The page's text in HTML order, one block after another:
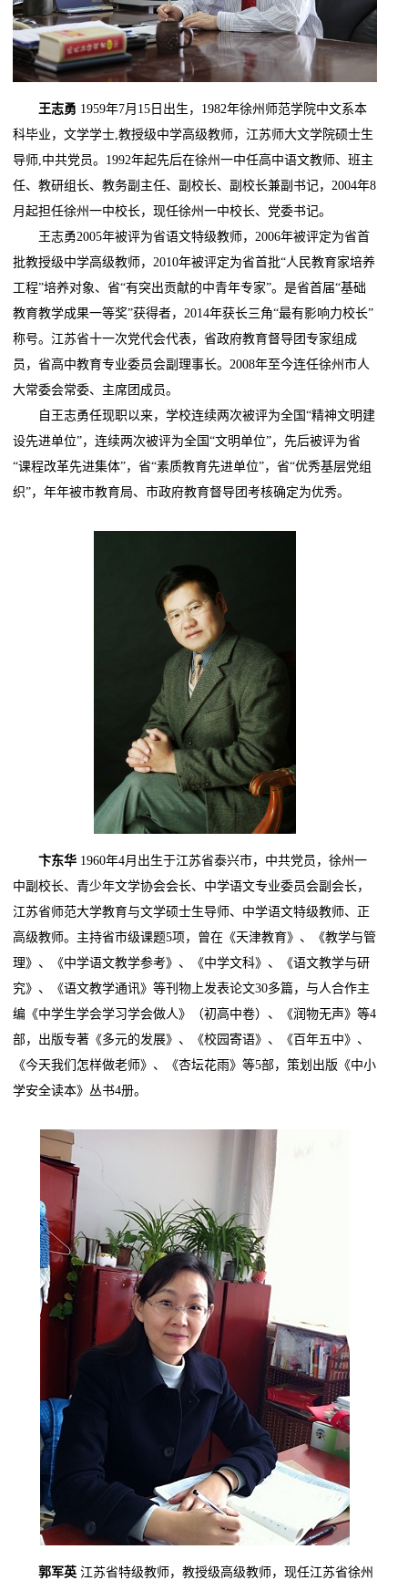
王志勇 1959年7月15日出生，1982年徐州师范学院中文系本
科毕业，文学学士,教授级中学高级教师，江苏师大文学院硕士生
导师,中共党员。1992年起先后在徐州一中任高中语文教师、班主
任、教研组长、教务副主任、副校长、副校长兼副书记，2004年8
月起担任徐州一中校长，现任徐州一中校长、党委书记。
王志勇2005年被评为省语文特级教师，2006年被评定为省首
批教授级中学高级教师，2010年被评定为省首批“人民教育家培养
工程”培养对象、省“有突出贡献的中青年专家”。是省首届“基础
教育教学成果一等奖”获得者，2014年获长三角“最有影响力校长”
称号。江苏省十一次党代会代表，省政府教育督导团专家组成
员，省高中教育专业委员会副理事长。2008年至今连任徐州市人
大常委会常委、主席团成员。
自王志勇任现职以来，学校连续两次被评为全国“精神文明建
设先进单位”，连续两次被评为全国“文明单位”，先后被评为省
“课程改革先进集体”，省“素质教育先进单位”，省“优秀基层党组
织”，年年被市教育局、市政府教育督导团考核确定为优秀。
卞东华 1960年4月出生于江苏省泰兴市，中共党员，徐州一
中副校长、青少年文学协会会长、中学语文专业委员会副会长，
江苏省师范大学教育与文学硕士生导师、中学语文特级教师、正
高级教师。主持省市级课题5项，曾在《天津教育》、《教学与管
理》、《中学语文教学参考》、《中学文科》、《语文教学与研
究》、《语文教学通讯》等刊物上发表论文30多篇，与人合作主
编《中学生学会学习学会做人》（初高中卷）、《润物无声》等4
部，出版专著《多元的发展》、《校园寄语》、《百年五中》、
《今天我们怎样做老师》、《杏坛花雨》等5部，策划出版《中小
学安全读本》丛书4册。
郭军英 江苏省特级教师，教授级高级教师，现任江苏省徐州